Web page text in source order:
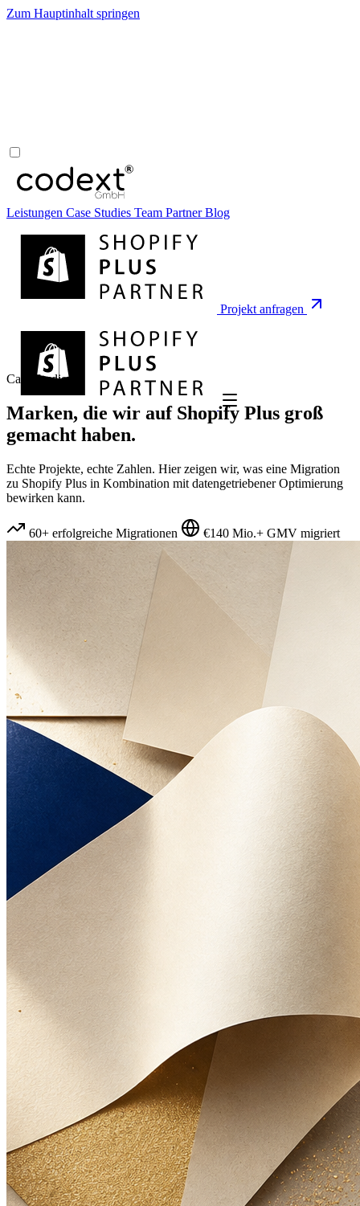
Zum Hauptinhalt springen
Leistungen Case Studies Team PartnerBlog
Projekt anfragen
Case Studies
Marken, die wir auf Shopify Plus groß
gemacht haben.
Echte Projekte, echte Zahlen. Hier zeigen wir, was eine Migration
zu Shopify Plus in Kombination mit datengetriebener Optimierung
bewirken kann.
60+ erfolgreiche Migrationen €140 Mio.+ GMV migriert